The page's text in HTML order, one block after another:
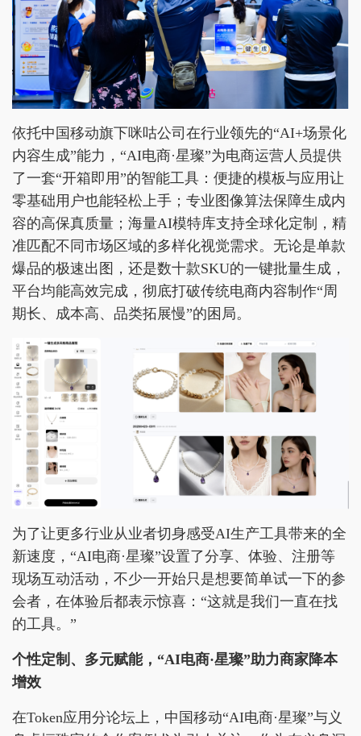
依托中国移动旗下咪咕公司在行业领先的“AI+场景化
内容生成”能力，“AI电商·星璨”为电商运营人员提供
了一套“开箱即用”的智能工具：便捷的模板与应用让
零基础用户也能轻松上手；专业图像算法保障生成内
容的高保真质量；海量AI模特库支持全球化定制，精
准匹配不同市场区域的多样化视觉需求。无论是单款
爆品的极速出图，还是数十款SKU的一键批量生成，
平台均能高效完成，彻底打破传统电商内容制作“周
期长、成本高、品类拓展慢”的困局。
为了让更多行业从业者切身感受AI生产工具带来的全
新速度，“AI电商·星璨”设置了分享、体验、注册等
现场互动活动，不少一开始只是想要简单试一下的参
会者，在体验后都表示惊喜：“这就是我们一直在找
的工具。”
个性定制、多元赋能，“AI电商·星璨”助力商家降本
增效
在Token应用分论坛上，中国移动“AI电商·星璨”与义